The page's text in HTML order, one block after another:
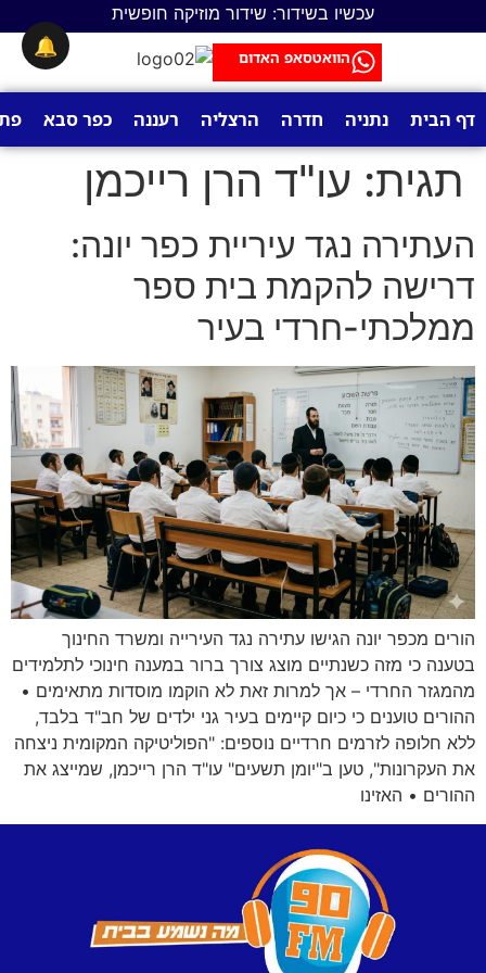
עכשיו בשידור: שידור מוזיקה חופשית
הוואטסאפ האדום
דף הבית נתניה חדרה הרצליה רעננה כפר סבא
תגית: עו"ד הרן רייכמן
העתירה נגד עיריית כפר יונה:
דרישה להקמת בית ספר
ממלכתי-חרדי בעיר
הורים מכפר יונה הגישו עתירה נגד העירייה ומשרד החינוך
בטענה כי מזה כשנתיים מוצג צורך ברור במענה חינוכי לתלמידים
מהמגזר החרדי – אך למרות זאת לא הוקמו מוסדות מתאימים •
ההורים טוענים כי כיום קיימים בעיר גני ילדים של חב"ד בלבד,
ללא חלופה לזרמים חרדיים נוספים: "הפוליטיקה המקומית ניצחה
את העקרונות", טען ב"יומן תשעים" עו"ד הרן רייכמן, שמייצג את
ההורים • האזינו
🔔